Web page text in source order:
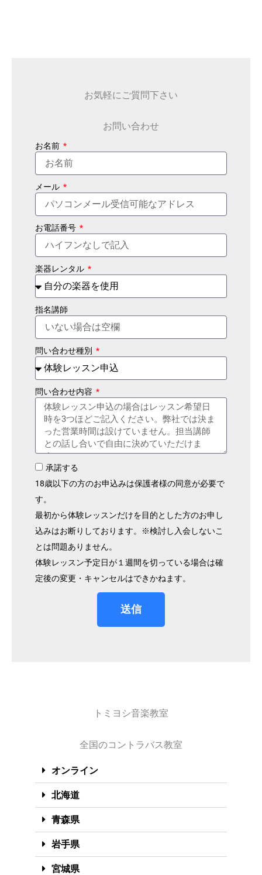
お気軽にご質問下さい
お問い合わせ
お名前
メール
お電話番号
楽器レンタル
指名講師
問い合わせ種別
問い合わせ内容
承諾する
18歳以下の方のお申込みは保護者様の同意が必要で
す。
最初から体験レッスンだけを目的とした方のお申し
込みはお断りしております。※検討し入会しないこ
とは問題ありません。
体験レッスン予定日が１週間を切っている場合は確
定後の変更・キャンセルはできかねます。
送信
トミヨシ音楽教室
全国のコントラバス教室
オンライン
北海道
青森県
岩手県
宮城県